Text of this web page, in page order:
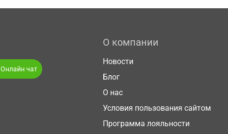
Онлайн чат
О компании
Новости
Блог
О нас
Условия пользования сайтом
Программа лояльности